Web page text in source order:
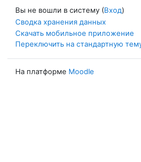
Вы не вошли в систему (Вход)
Сводка хранения данных
Скачать мобильное приложение
Переключить на стандартную
На платформе Moodle